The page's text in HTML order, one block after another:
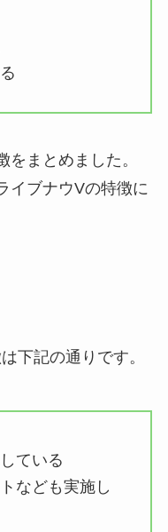
をまとめました。
イブナウVの特徴に
下記の通りです。
ている
なども実施し